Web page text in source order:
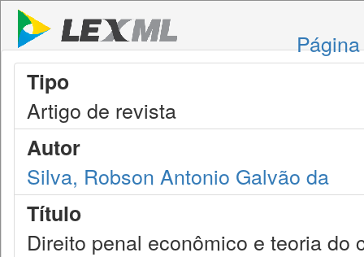
Tipo
Artigo de revista
Autor
Silva, Robson Antonio Galvão da
Título
Direito penal econômico e teoria do